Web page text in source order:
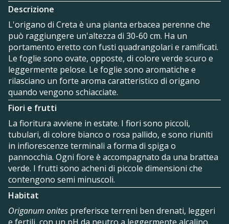
Descrizione
L'origano di Creta è una pianta erbacea perenne che
può raggiungere un'altezza di 30-60 cm. Ha un
portamento eretto con fusti quadrangolari e ramificati.
Le foglie sono ovate, opposte, di colore verde scuro e
leggermente pelose. Le foglie sono aromatiche e
rilasciano un forte aroma caratteristico di origano
quando vengono schiacciate.
Fiori e frutti
La fioritura avviene in estate. I fiori sono piccoli,
tubulari, di colore bianco o rosa pallido, e sono riuniti
in infiorescenze terminali a forma di spiga o
pannocchia. Ogni fiore è accompagnato da una brattea
verde. I frutti sono acheni di piccole dimensioni che
contengono semi minuscoli.
Habitat
Origanum onites preferisce terreni ben drenati, leggeri